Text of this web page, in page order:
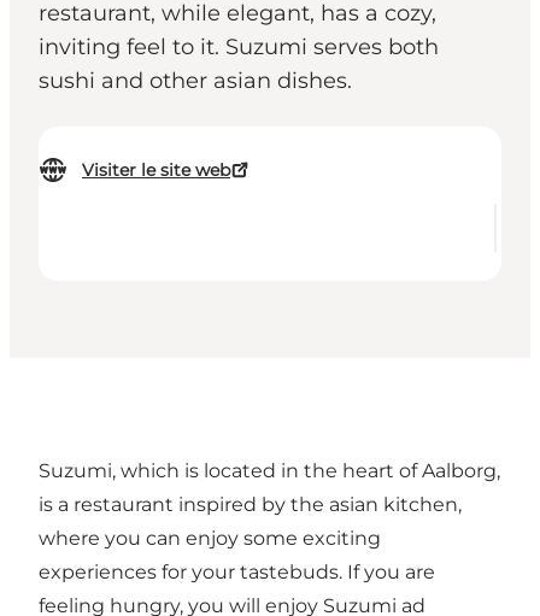
restaurant, while elegant, has a cozy,
inviting feel to it. Suzumi serves both
sushi and other asian dishes.
Visiter le site web
Suzumi, which is located in the heart of Aalborg,
is a restaurant inspired by the asian kitchen,
where you can enjoy some exciting
experiences for your tastebuds. If you are
feeling hungry, you will enjoy Suzumi ad